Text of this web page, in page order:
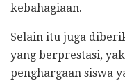
kebahagiaan.
Selain itu juga
yang berprestasi,
penghargaan siswa